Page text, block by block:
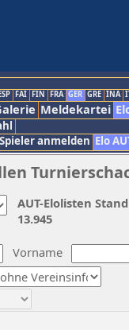
FAI FIN FRA GER GRE INA
Meldekartei
Spieler anmelden Elo
Vorname
AUT-Elolisten
13.945